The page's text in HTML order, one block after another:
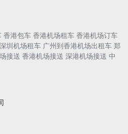
香港包车 香港机场租车 香港机场订车
圳机场租车 广州到香港机场出租车 郑
接送 香港机场接送 深港机场接送 中